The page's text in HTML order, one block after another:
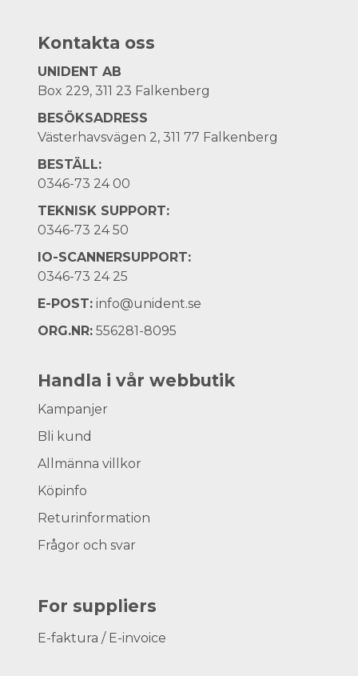
Kontakta oss
UNIDENT AB
Box 229, 311 23 Falkenberg
BESÖKSADRESS
Västerhavsvägen 2, 311 77 Falkenberg
BESTÄLL:
0346-73 24 00
TEKNISK SUPPORT:
0346-73 24 50
IO-SCANNERSUPPORT:
0346-73 24 25
E-POST: info@unident.se
ORG.NR: 556281-8095
Handla i vår webbutik
Kampanjer
Bli kund
Allmänna villkor
Köpinfo
Returinformation
Frågor och svar
For suppliers
E-faktura / E-invoice